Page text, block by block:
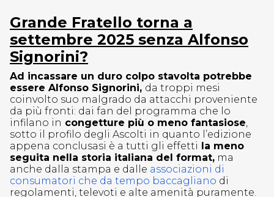
Grande Fratello torna a
settembre 2025 senza Alfonso
Signorini?
Ad incassare un duro colpo stavolta potrebbe
essere Alfonso Signorini, da troppi mesi
coinvolto suo malgrado da attacchi proveniente
da più fronti: dai fan del programma che lo
infilano in congetture più o meno fantasiose,
sotto il profilo degli Ascolti in quanto l’edizione
appena conclusasi è a tutti gli effetti la meno
seguita nella storia italiana del format, ma
anche dalla stampa e dalle associazioni di
consumatori che da tempo baccagliano di
regolamenti, televoti e alte amenità puramente.